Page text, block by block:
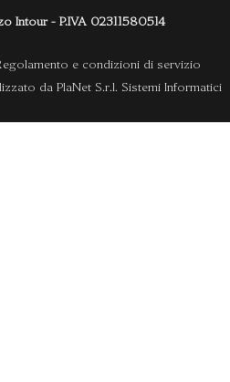
Intour - P.IVA 02311580514
e condizioni di servizio
da PlaNet S.r.l. Sistemi Informatici